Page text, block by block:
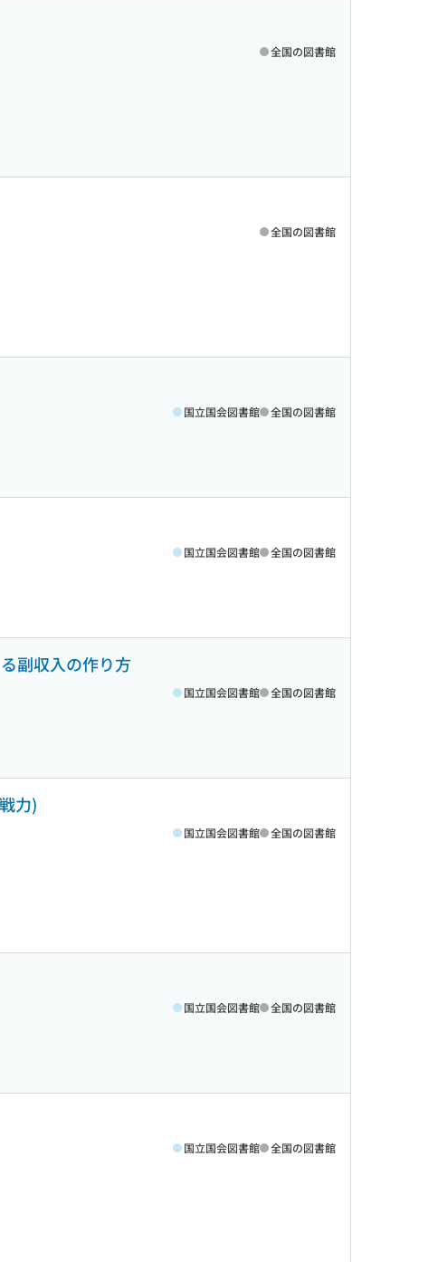
全国の図書館
全国の図書館
国立国会図書館 全国の図書館
国立国会図書館 全国の図書館
副収入の作り方
国立国会図書館 全国の図書館
力)
国立国会図書館 全国の図書館
国立国会図書館 全国の図書館
国立国会図書館 全国の図書館